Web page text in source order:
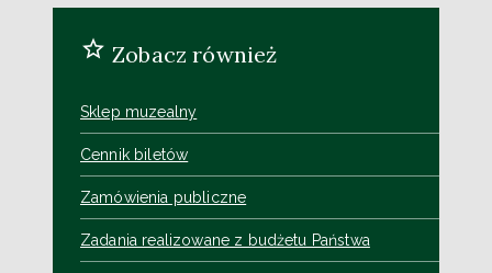
Zobacz również
Sklep muzealny
Cennik biletów
Zamówienia publiczne
Zadania realizowane z budżetu Państwa